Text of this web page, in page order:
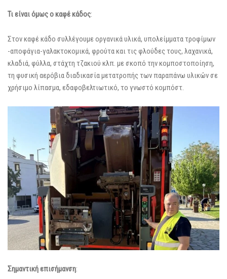
Τι είναι όμως ο καφέ κάδος:
Στον καφέ κάδο συλλέγουμε οργανικά υλικά, υπολείμματα τροφίμων
-αποφάγια-γαλακτοκομικά, φρούτα και τις φλούδες τους, λαχανικά,
κλαδιά, φύλλα, στάχτη τζακιού κλπ. με σκοπό την κομποστοποίηση,
τη φυσική αερόβια διαδικασία μετατροπής των παραπάνω υλικών σε
χρήσιμο λίπασμα, εδαφοβελτιωτικό, το γνωστό κομπόστ.
Σημαντική επισήμανση: